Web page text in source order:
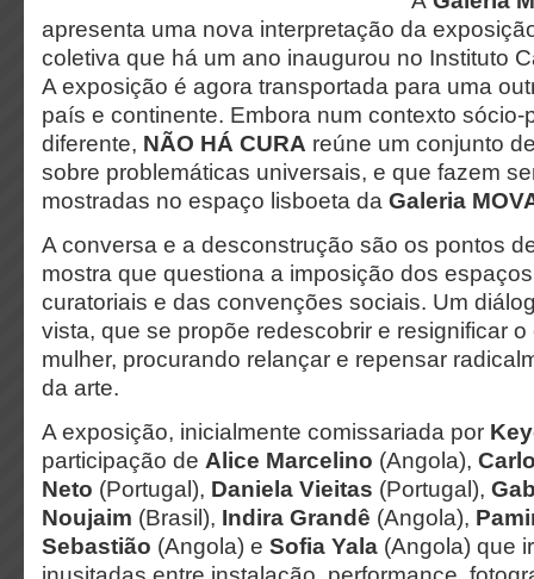
apresenta uma nova interpretação da
coletiva que há um ano inaugurou no Instituto
A exposição é agora transportada para uma
país e continente. Embora num contexto sócio-
diferente, NÃO HÁ CURA reúne um conjunto
sobre problemáticas universais, e que fazem
mostradas no espaço lisboeta da Galeria
A conversa e a desconstrução são os pontos
mostra que questiona a imposição dos
curatoriais e das convenções sociais. Um
vista, que se propõe redescobrir e resignificar
mulher, procurando relançar e repensar
da arte.
A exposição, inicialmente comissariada por
participação de Alice Marcelino (Angola),
Neto (Portugal), Daniela Vieitas (Portugal),
Noujaim (Brasil), Indira Grandê (Angola),
Sebastião (Angola) e Sofia Yala (Angola) que